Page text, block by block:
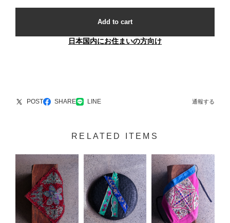
Add to cart
日本国内にお住まいの方向け
POST SHARE LINE 通報する
RELATED ITEMS